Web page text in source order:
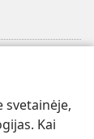
Kai